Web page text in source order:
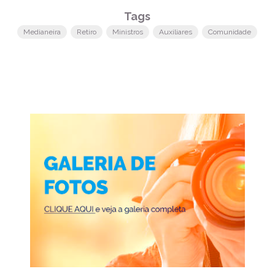
Tags
Medianeira Retiro Ministros Auxiliares Comunidade